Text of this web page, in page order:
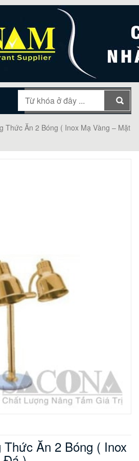
MAIN MENU
Thức Ăn 2 Bóng ( Inox Mạ Vàng – Mặt
Ăn 2 Bóng ( Inox